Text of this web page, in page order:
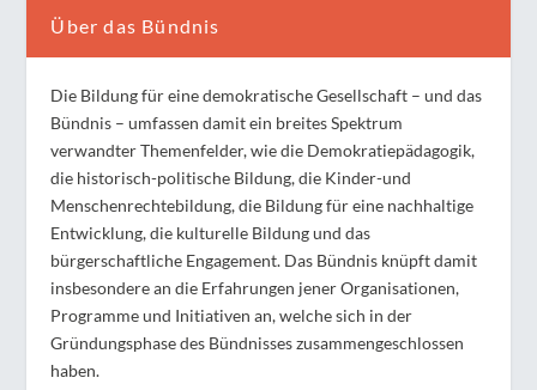
Über das Bündnis
Die Bildung für eine demokratische Gesellschaft – und das
Bündnis – umfassen damit ein breites Spektrum
verwandter Themenfelder, wie die Demokratiepädagogik,
die historisch-politische Bildung, die Kinder-und
Menschenrechtebildung, die Bildung für eine nachhaltige
Entwicklung, die kulturelle Bildung und das
bürgerschaftliche Engagement. Das Bündnis knüpft damit
insbesondere an die Erfahrungen jener Organisationen,
Programme und Initiativen an, welche sich in der
Gründungsphase des Bündnisses zusammengeschlossen
haben.